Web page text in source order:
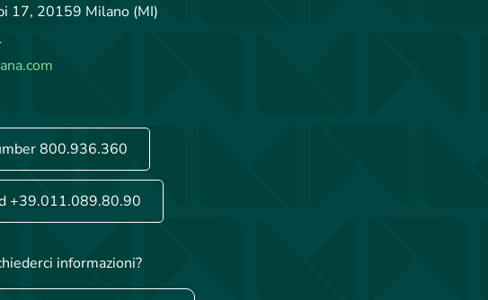
17, 20159 Milano (MI)
800.936.360
+39.011.089.80.90
informazioni?